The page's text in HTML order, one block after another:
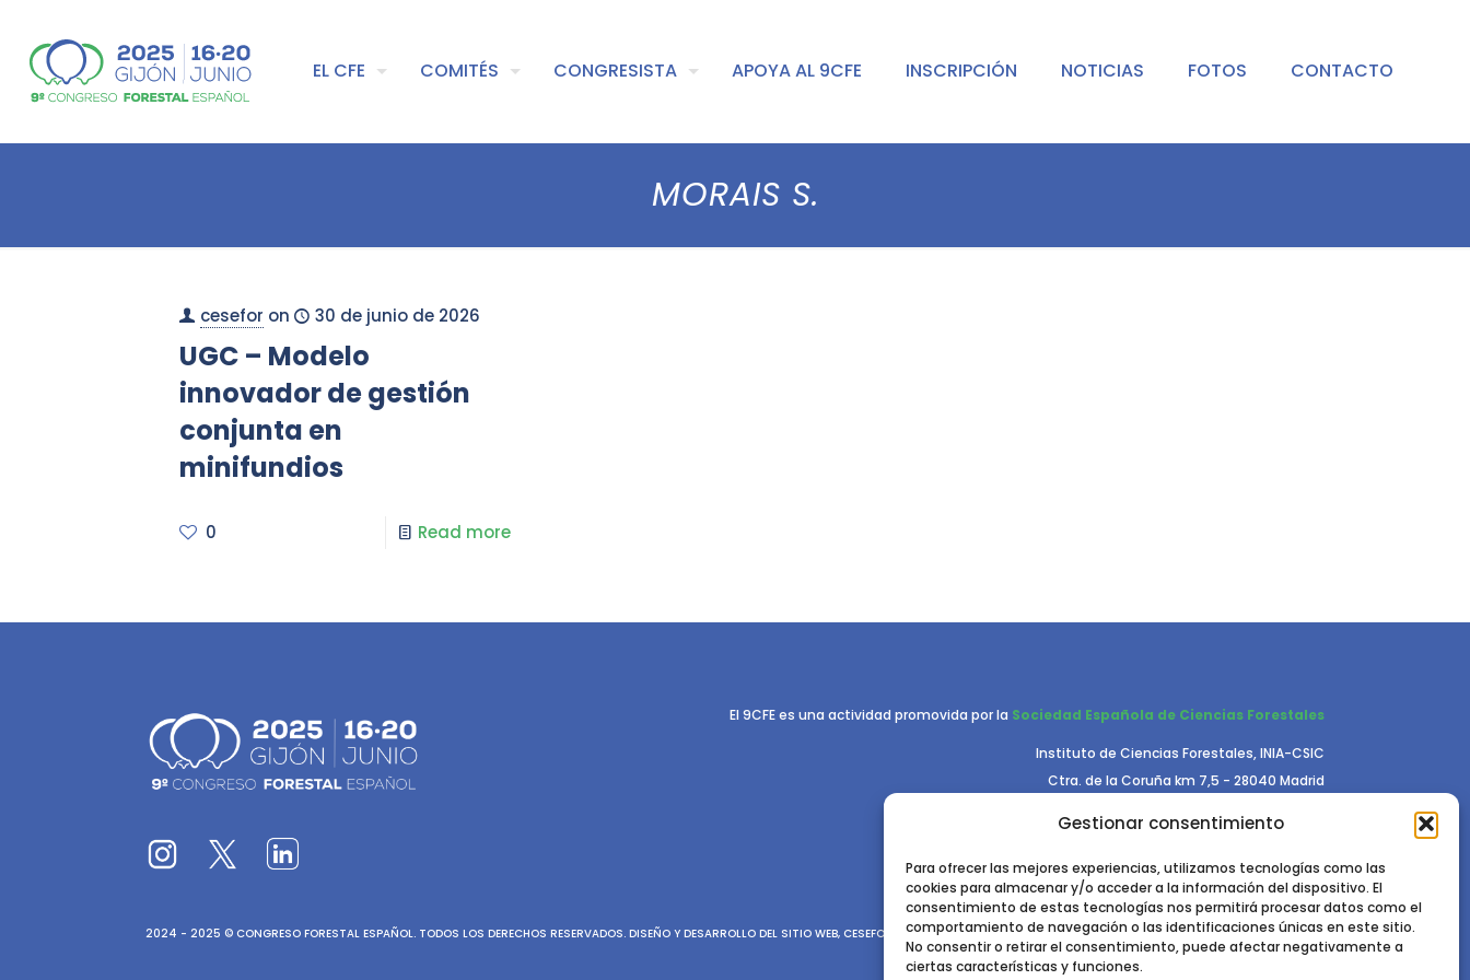
Gestionar consentimiento
Para ofrecer las mejores experiencias, utilizamos tecnologías como las
cookies para almacenar y/o acceder a la información del dispositivo. El
consentimiento de estas tecnologías nos permitirá procesar datos como el
comportamiento de navegación o las identificaciones únicas en este sitio.
No consentir o retirar el consentimiento, puede afectar negativamente a
ciertas características y funciones.
EL CFE COMITÉS CONGRESISTA APOYA AL 9CFE INSCRIPCIÓN NOTICIAS FOTOS CONTACTO
MORAIS S.
cesefor on 30 de junio de 2026
UGC – Modelo
innovador de gestión
conjunta en
minifundios
0 Read more
El 9CFE es una actividad promovida por la Sociedad Española de Ciencias Forestales
Instituto de Ciencias Forestales, INIA-CSIC
Ctra. de la Coruña km 7,5 - 28040 Madrid
2024 - 2025 © CONGRESO FORESTAL ESPAÑOL. TODOS LOS DERECHOS RESERVADOS. DISEÑO Y DESARROLLO DEL SITIO WEB, CESEFOR. POLÍTICA DE PRIVACIDAD. POLÍTICA DE COOKIES. AVISO LEGAL